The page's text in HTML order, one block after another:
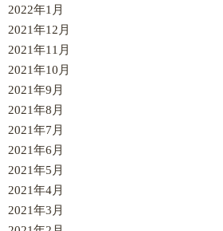
2022年1月
2021年12月
2021年11月
2021年10月
2021年9月
2021年8月
2021年7月
2021年6月
2021年5月
2021年4月
2021年3月